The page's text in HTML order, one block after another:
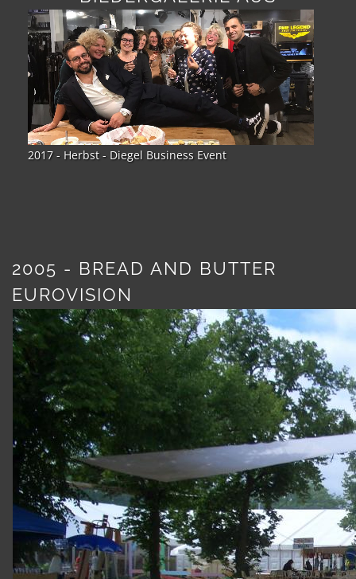
2017 - Sommer - Teamtour Mallorca
2005 - BREAD AND BUTTER
EUROVISION